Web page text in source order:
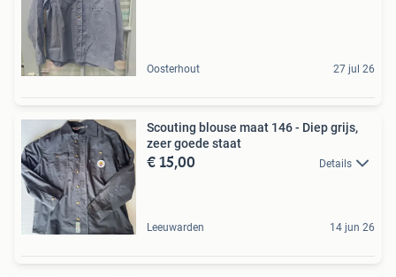
Oosterhout 27 jul 26
Scouting blouse maat 146 - Diep grijs,
zeer goede staat
€ 15,00 Details
Leeuwarden 14 jun 26